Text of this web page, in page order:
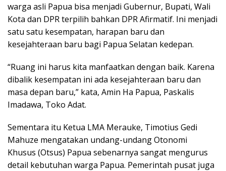
warga asli Papua bisa menjadi Gubernur, Bupati, Wali
Kota dan DPR terpilih bahkan DPR Afirmatif. Ini menjadi
satu satu kesempatan, harapan baru dan
kesejahteraan baru bagi Papua Selatan kedepan.
“Ruang ini harus kita manfaatkan dengan baik. Karena
dibalik kesempatan ini ada kesejahteraan baru dan
masa depan baru,” kata, Amin Ha Papua, Paskalis
Imadawa, Toko Adat.
Sementara itu Ketua LMA Merauke, Timotius Gedi
Mahuze mengatakan undang-undang Otonomi
Khusus (Otsus) Papua sebenarnya sangat mengurus
detail kebutuhan warga Papua. Pemerintah pusat juga